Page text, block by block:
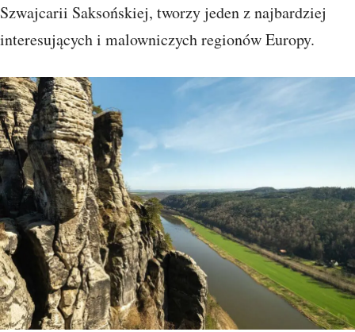
Szwajcarii Saksońskiej, tworzy jeden z najbardziej
interesujących i malowniczych regionów Europy.